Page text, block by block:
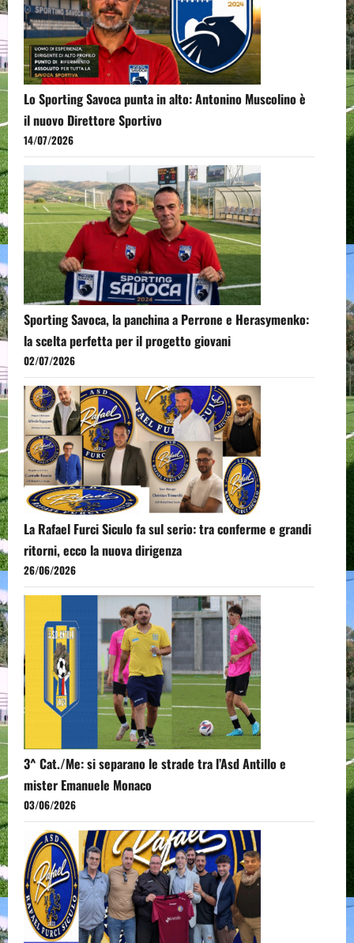
Lo Sporting Savoca punta in alto: Antonino Muscolino è
il nuovo Direttore Sportivo
14/07/2026
Sporting Savoca, la panchina a Perrone e Herasymenko:
la scelta perfetta per il progetto giovani
02/07/2026
La Rafael Furci Siculo fa sul serio: tra conferme e grandi
ritorni, ecco la nuova dirigenza
26/06/2026
3^ Cat./Me: si separano le strade tra l’Asd Antillo e
mister Emanuele Monaco
03/06/2026